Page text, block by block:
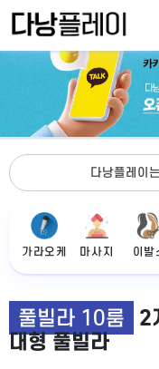
다낭플레이
가라오케 마사지 이발
풀빌라 10룸
2
대형 풀빌라